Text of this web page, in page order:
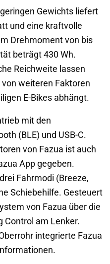
Gewichts liefert
und eine kraftvolle
Drehmoment von bis
beträgt 430 Wh.
Reichweite lassen
weiteren Faktoren
E-Bikes abhängt.
mit den
(BLE) und USB-C.
von Fazua ist auch
App gegeben.
Fahrmodi (Breeze,
Schiebehilfe. Gesteuert
von Fazua über die
Control am Lenker.
integrierte Fazua